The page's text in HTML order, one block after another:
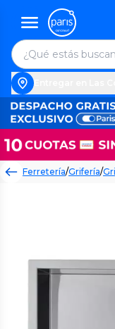
Ferretería/Grifería/